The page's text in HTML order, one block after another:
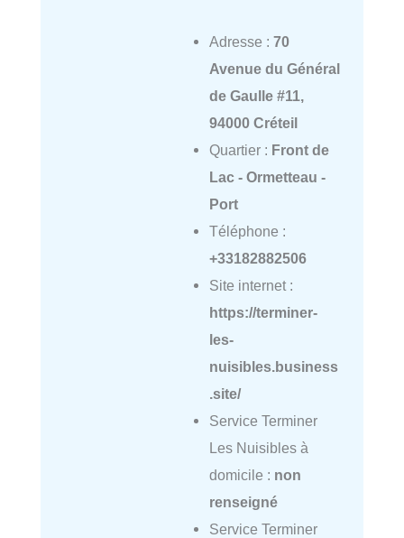
Adresse : 70
Avenue du Général
de Gaulle #11,
94000 Créteil
Quartier : Front de
Lac - Ormetteau -
Port
Téléphone :
+33182882506
Site internet :
https://terminer-
les-
nuisibles.business
.site/
Service Terminer
Les Nuisibles à
domicile : non
renseigné
Service Terminer